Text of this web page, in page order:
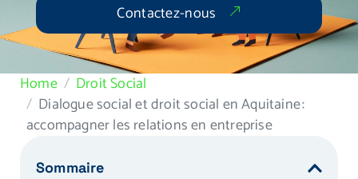
Contactez-nous
Home
Droit Social
Dialogue social et droit social en Aquitaine :
accompagner les relations en entreprise
Sommaire